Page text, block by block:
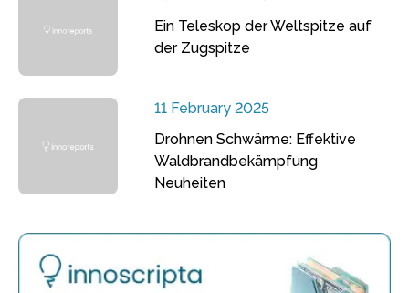
Ein Teleskop der Weltspitze auf
der Zugspitze
11 February 2025
Drohnen Schwärme: Effektive
Waldbrandbekämpfung
Neuheiten